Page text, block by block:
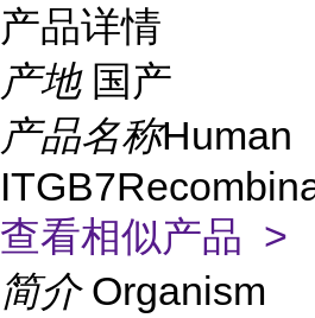
产品详情
产地 国产
产品名称Human
查看相似产品 >
简介 Organism